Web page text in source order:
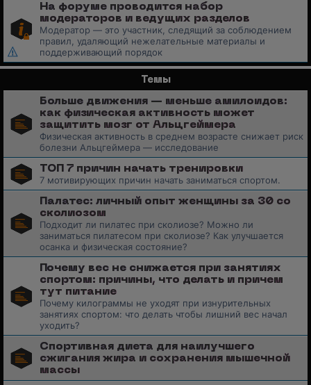
На форуме проводится набор
модераторов и ведущих разделов
Модератор — это участник, следящий за соблюдением
правил, удаляющий нежелательные материалы и
поддерживающий порядок
Темы
Больше движения — меньше амилоидов:
как физическая активность может
защитить мозг от Альцгеймера
Физическая активность в среднем возрасте снижает риск
болезни Альцгеймера — исследование
ТОП 7 причин начать тренировки
7 мотивирующих причин начать заниматься спортом.
Палатес: личный опыт женщины за 30 со
сколиозом
Подходит ли пилатес при сколиозе? Можно ли
заниматься пилатесом при сколиозе? Как улучшается
осанка и физическая состояние?
Почему вес не снижается при занятиях
спортом: причины, что делать и причем
тут питание
Почему килограммы не уходят при изнурительных
занятиях спортом: что делать чтобы лишний вес начал
уходить?
Спортивная диета для наилучшего
сжигания жира и сохранения мышечной
массы